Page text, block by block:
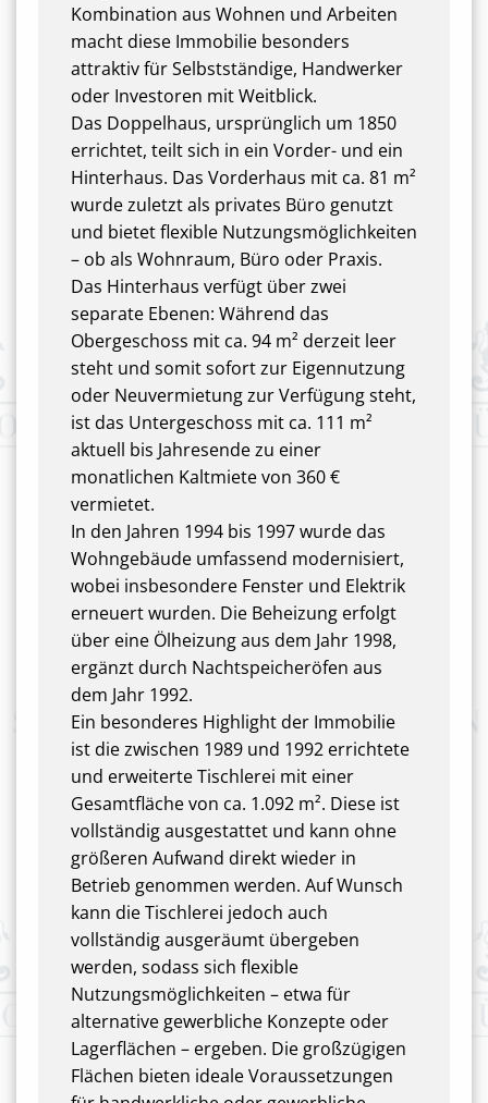
Kombination aus Wohnen und Arbeiten
macht diese Immobilie besonders
attraktiv für Selbstständige, Handwerker
oder Investoren mit Weitblick.
Das Doppelhaus, ursprünglich um 1850
errichtet, teilt sich in ein Vorder- und ein
Hinterhaus. Das Vorderhaus mit ca. 81 m²
wurde zuletzt als privates Büro genutzt
und bietet flexible Nutzungsmöglichkeiten
– ob als Wohnraum, Büro oder Praxis.
Das Hinterhaus verfügt über zwei
separate Ebenen: Während das
Obergeschoss mit ca. 94 m² derzeit leer
steht und somit sofort zur Eigennutzung
oder Neuvermietung zur Verfügung steht,
ist das Untergeschoss mit ca. 111 m²
aktuell bis Jahresende zu einer
monatlichen Kaltmiete von 360 €
vermietet.
In den Jahren 1994 bis 1997 wurde das
Wohngebäude umfassend modernisiert,
wobei insbesondere Fenster und Elektrik
erneuert wurden. Die Beheizung erfolgt
über eine Ölheizung aus dem Jahr 1998,
ergänzt durch Nachtspeicheröfen aus
dem Jahr 1992.
Ein besonderes Highlight der Immobilie
ist die zwischen 1989 und 1992 errichtete
und erweiterte Tischlerei mit einer
Gesamtfläche von ca. 1.092 m². Diese ist
vollständig ausgestattet und kann ohne
größeren Aufwand direkt wieder in
Betrieb genommen werden. Auf Wunsch
kann die Tischlerei jedoch auch
vollständig ausgeräumt übergeben
werden, sodass sich flexible
Nutzungsmöglichkeiten – etwa für
alternative gewerbliche Konzepte oder
Lagerflächen – ergeben. Die großzügigen
Flächen bieten ideale Voraussetzungen